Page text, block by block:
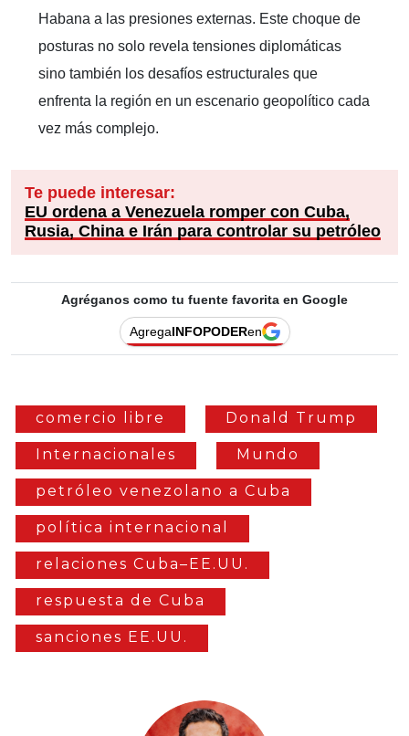
Habana a las presiones externas. Este choque de
posturas no solo revela tensiones diplomáticas
sino también los desafíos estructurales que
enfrenta la región en un escenario geopolítico cada
vez más complejo.
Te puede interesar:
EU ordena a Venezuela romper con Cuba,
Rusia, China e Irán para controlar su petróleo
Agréganos como tu fuente favorita en Google
AgregaINFOPODERen
comercio libre Donald Trump
Internacionales Mundo
petróleo venezolano a Cuba
política internacional
relaciones Cuba–EE.UU.
respuesta de Cuba
sanciones EE.UU.